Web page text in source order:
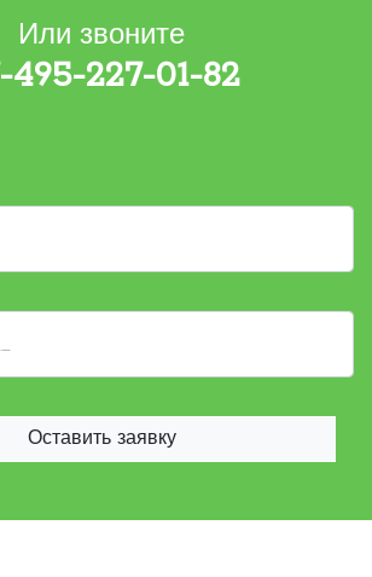
Или звоните
495-227-01-82
Оставить заявку